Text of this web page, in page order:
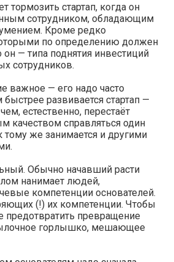
тормозить стартап, когда он
сотрудником, обладающим
Кроме редко
по определению должен
— типа поднятия инвестиций
сотрудников.
важное — его надо часто
развивается стартап —
естественно, перестаёт
качеством справляться один
тому же занимается и другими
Обычно начавший расти
нанимает людей,
компетенции основателей.
(!) их компетенции. Чтобы
превращение
горлышко, мешающее